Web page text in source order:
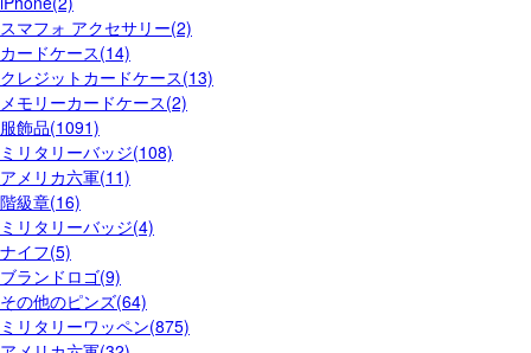
スマフォ アクセサリー(2)
カードケース(14)
クレジットカードケース(13)
メモリーカードケース(2)
服飾品(1091)
ミリタリーバッジ(108)
アメリカ六軍(11)
階級章(16)
ミリタリーバッジ(4)
ナイフ(5)
ブランドロゴ(9)
その他のピンズ(64)
ミリタリーワッペン(875)